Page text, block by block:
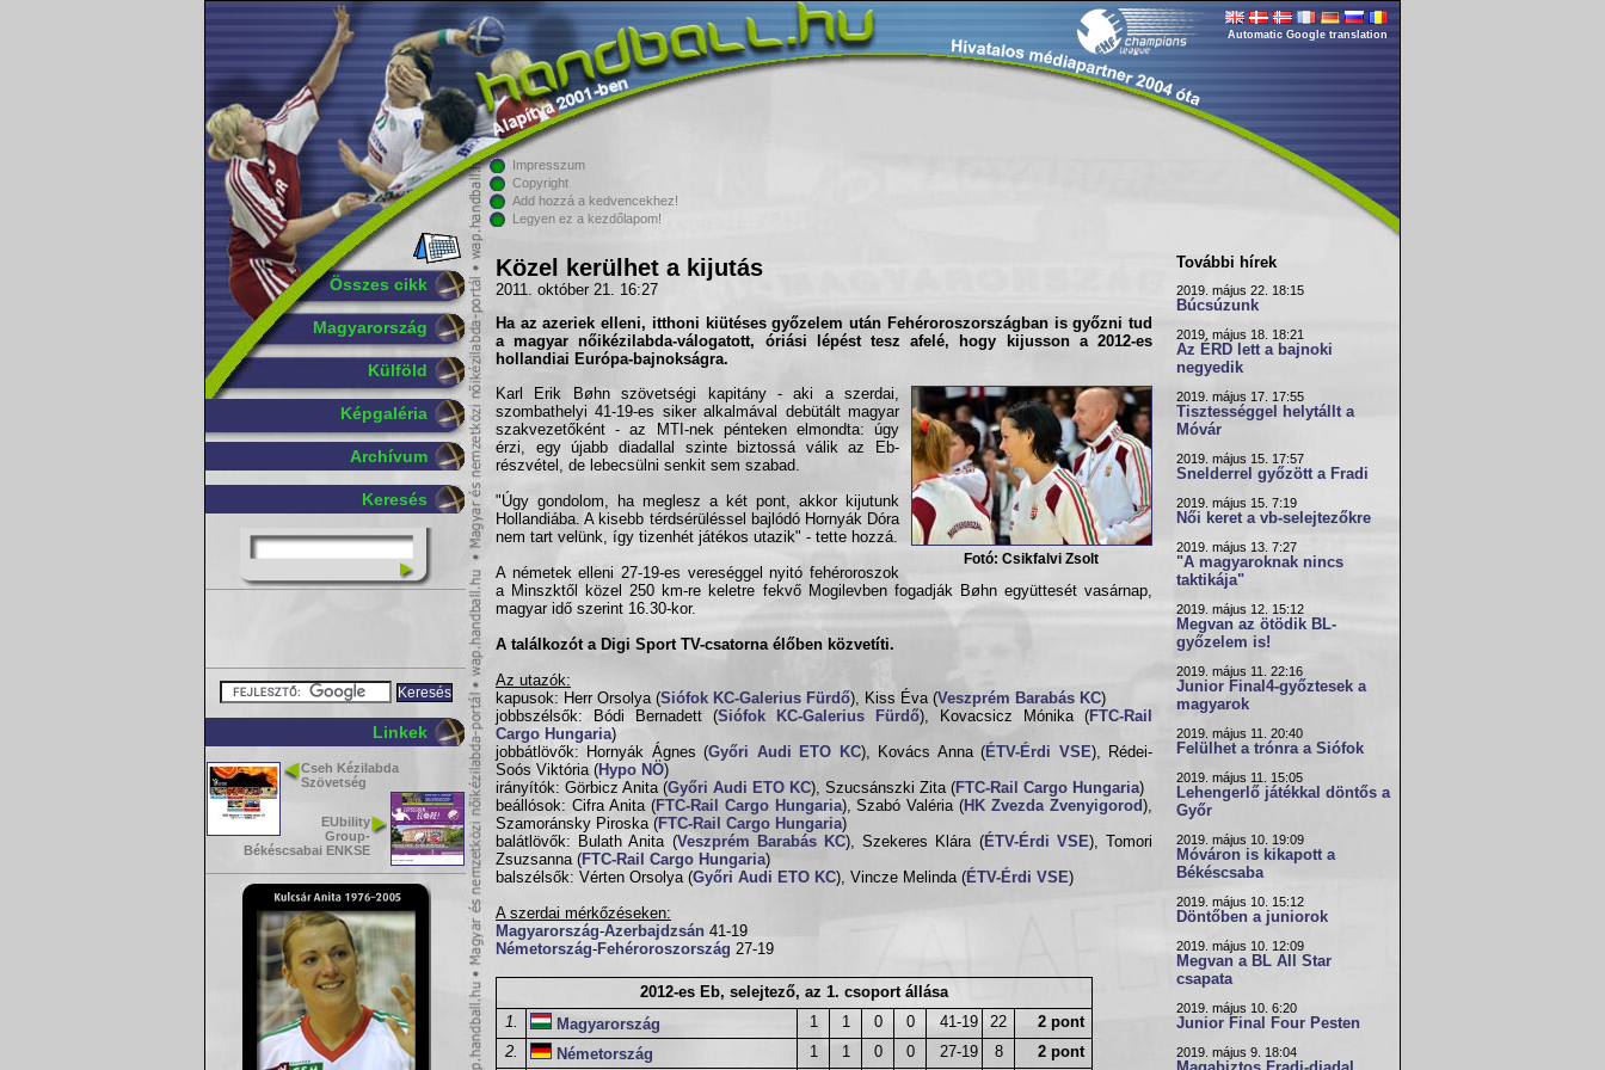
Összes cikk
Magyarország
Külföld
Képgaléria
Archívum
Keresés
Linkek
Cseh Kézilabda
Szövetség
EUbility
Group-
Békéscsabai ENKSE
Automatic Google translation
Impresszum
Copyright
Add hozzá a kedvencekhez!
Legyen ez a kezdőlapom!
Közel kerülhet a kijutás
2011. október 21. 16:27
Ha az azeriek elleni, itthoni kiütéses győzelem után Fehéroroszország ban is győzni tud
a magyar nőikézilabda-válogatott, óriási lépést tesz afelé, hogy kijusson a2012-es
hollandiai Európa-bajnokságra.
Fotó: Csikfalvi Zsolt
Karl Erik Bøhn szövetségi kapitány - aki a szerdai,
szombathelyi 41-19-es siker alkalmával debütált magyar
szakvezetőként - az MTI-nek pénteken elmondta: úgy
érzi, egy újabb diadallal szinte biztossá válik az Eb-
részvétel, de lebecsülni senkit sem szabad.
"Úgy gondolom, ha meglesz a két pont, akkor kijutunk
Hollandiába. A kisebb térdsérüléssel bajlódó Hornyák Dóra
nem tart velünk, így tizenhét játékos utazik" - tette hozzá.
A németek elleni 27-19-es vereséggel nyitó fehéroroszok
a Minszktől közel 250 km-re keletre fekvő Mogilevben fogadják Bøhn együttesét vasárnap,
magyar idő szerint 16.30-kor.
A találkozót a Digi Sport TV-csatorna élőben közvetíti.
Az utazók:
kapusok: Herr Orsolya (Siófok KC-Galerius Fürdő), Kiss Éva (Veszprém Barabás KC)
jobbszélsők: Bódi Bernadett (Siófok KC-Galerius Fürdő), Kovacsicz Mónika (FTC-Rail
Cargo Hungaria)
jobbátlövők: Hornyák Ágnes (Győri Audi ETO KC), Kovács Anna (ÉTV-Érdi VSE), Rédei-
Soós Viktória (Hypo NÖ)
irányítók: Görbicz Anita (Győri Audi ETO KC), Szucsánszki Zita (FTC-Rail Cargo Hungaria)
beállósok: Cifra Anita (FTC-Rail Cargo Hungaria), Szabó Valéria (HK Zvezda Zvenyigorod),
Szamoránsky Piroska (FTC-Rail Cargo Hungaria)
balátlövők: Bulath Anita (Veszprém Barabás KC), Szekeres Klára (ÉTV-Érdi VSE), Tomori
Zsuzsanna (FTC-Rail Cargo Hungaria)
balszélsők: Vérten Orsolya (Győri Audi ETO KC), Vincze Melinda (ÉTV-Érdi VSE)
A szerdai mérkőzéseken:
Magyarország-Azerbajdzsán 41-19
Németország-Fehéroroszország 27-19
2012-es Eb, selejtező, az 1. csoport állása
1.
Magyarország 1 1 0 0 41-19 22
2 pont
2.
Németország 1 1 0 0 27-19 8 2 pont
További hírek
2019. május 22. 18:15
Búcsúzunk
2019. május 18. 18:21
Az ÉRD lett a bajnoki
negyedik
2019. május 17. 17:55
Tisztességgel helytállt a
Móvár
2019. május 15. 17:57
Snelderrel győzött a Fradi
2019. május 15. 7:19
Női keret a vb-selejtezőkre
2019. május 13. 7:27
"A magyaroknak nincs
taktikája"
2019. május 12. 15:12
Megvan az ötödik BL-
győzelem is!
2019. május 11. 22:16
Junior Final4-győztesek a
magyarok
2019. május 11. 20:40
Felülhet a trónra a Siófok
2019. május 11. 15:05
Lehengerlő játékkal döntős a
Győr
2019. május 10. 19:09
Móváron is kikapott a
Békéscsaba
2019. május 10. 15:12
Döntőben a juniorok
2019. május 10. 12:09
Megvan a BL All Star
csapata
2019. május 10. 6:20
Junior Final Four Pesten
2019. május 9. 18:04